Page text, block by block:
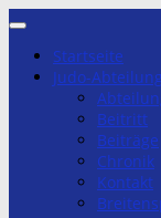
Zum
springenStartseite
Judo-Abteilung
Beitritt
Beiträge
Chronik
Kontakt